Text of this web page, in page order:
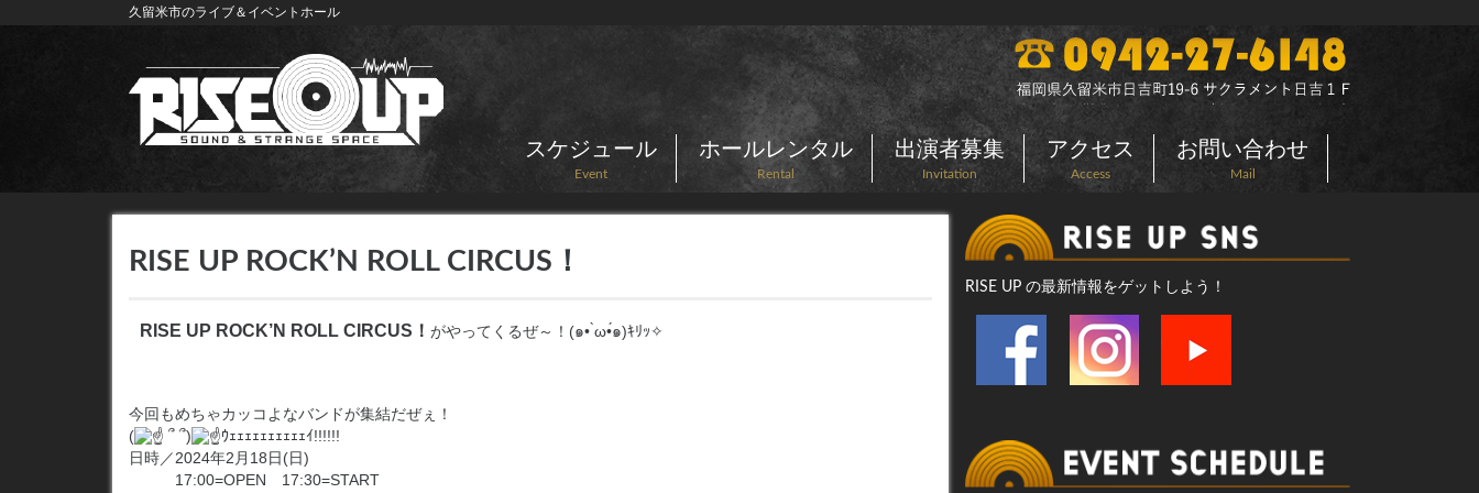
久留米市のライブ＆イベントホール
スケジュール
Event
ホールレンタル
Rental
出演者募集
Invitation
アクセス
Access
お問い合わせ
Mail
RISE UP ROCK’N ROLL CIRCUS！
RISE UP ROCK’N ROLL CIRCUS！ がやってくるぜ～！(๑• ̀ω•́๑)ｷﾘｯ✧
今回もめちゃカッコよなバンドが集結だぜぇ！
(
՞ ՞)
ｳｪｪｪｪｪｪｪｪｪｪｲ!!!!!!
日時／2024年2月18日(日)
17:00=OPEN 17:30=START
RISE UP の最新情報をゲットしよう！